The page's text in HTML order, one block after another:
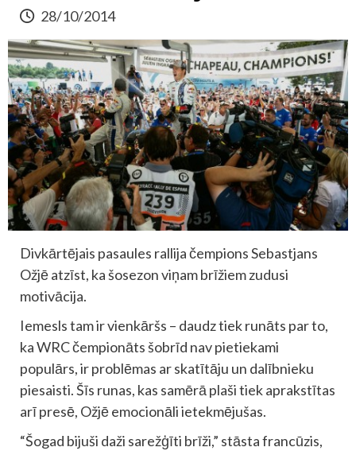
28/10/2014
Divkārtējais pasaules rallija čempions Sebastjans
Ožjē atzīst, ka šosezon viņam brīžiem zudusi
motivācija.
Iemesls tam ir vienkāršs – daudz tiek runāts par to,
ka WRC čempionāts šobrīd nav pietiekami
populārs, ir problēmas ar skatītāju un dalībnieku
piesaisti. Šīs runas, kas samērā plaši tiek aprakstītas
arī presē, Ožjē emocionāli ietekmējušas.
“Šogad bijuši daži sarežģīti brīži,” stāsta francūzis,